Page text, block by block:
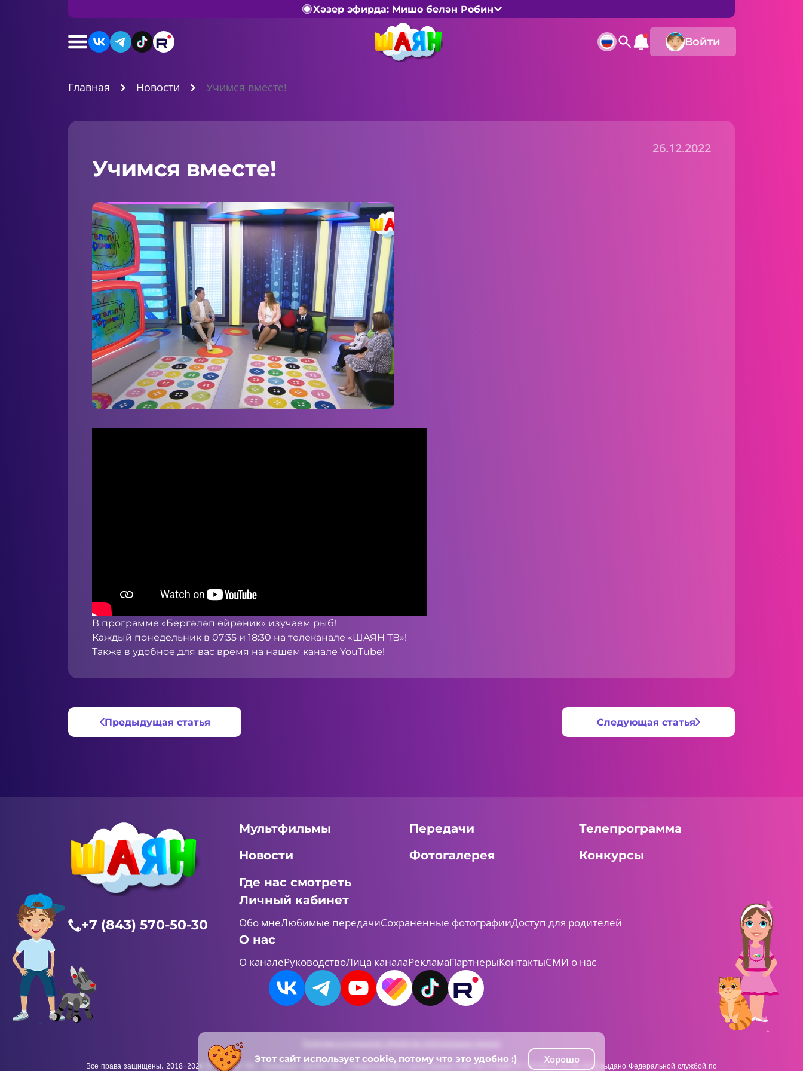
Хәзер эфирда: Мишо белән Робин
Войти
Главная Новости Учимся вместе!
26.12.2022
Учимся вместе!
В программе «Бергәләп өйрәник» изучаем рыб!
Каждый понедельник в 07:35 и 18:30 на телеканале «ШАЯН ТВ»!
Также в удобное для вас время на нашем канале YouTube!
Предыдущая статья Следующая статья
+7 (843) 570-50-30
Мультфильмы Передачи
Телепрограмма
Новости
Фотогалерея
Конкурсы
Где нас смотреть
Личный кабинет
Обо мнеЛюбимые передачиСохраненные фотографииДоступ для родителей
О нас
О каналеРуководствоЛица каналаРекламаПартнерыКонтактыСМИ о нас
Все права защищены. 2018-2026 © «ШАЯН ТВ». Телеканал «ШАЯН ТВ» , Свидетельство о регистрации СМИ Эл-Л №ФС77-73138 от 22.06.2018 выдано Федеральной службой по
Этот сайт использует cookie, потому что это удобно :) Хорошо